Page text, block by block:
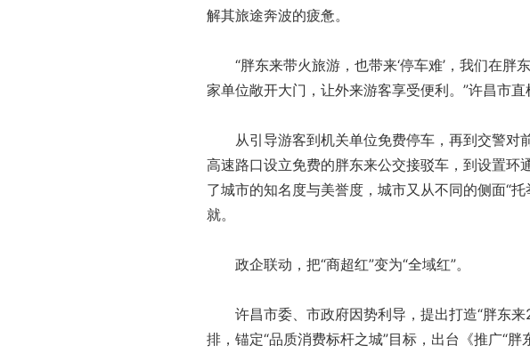
解其旅途奔波的疲惫。
“胖东来带火旅游，也带来‘停车难’，我们在胖
家单位敞开大门，让外来游客享受便利。”许昌市
从引导游客到机关单位免费停车，再到交警对
高速路口设立免费的胖东来公交接驳车，到设置
了城市的知名度与美誉度，城市又从不同的侧面“
就。
政企联动，把“商超红”变为“全域红”。
许昌市委、市政府因势利导，提出打造“胖东来
排，锚定“品质消费标杆之城”目标，出台《推广“